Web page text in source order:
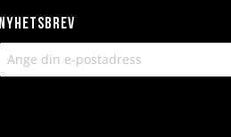
Nyhetsbrev